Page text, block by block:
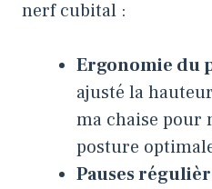
nerf cubital :
Ergonomie du
ajusté la
ma chaise pour
posture
Pauses